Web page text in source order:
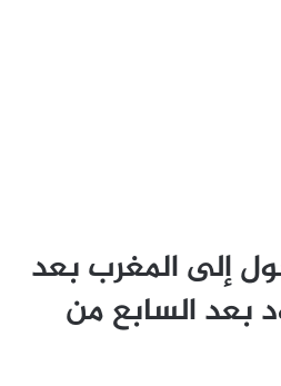
إلى المغرب بعد
بعد السابع من